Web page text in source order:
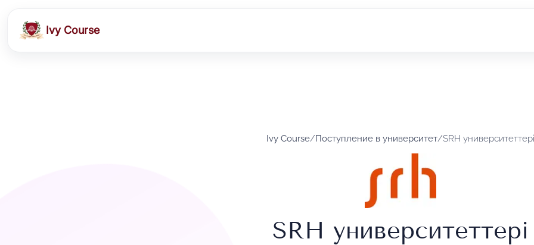
Ivy Course
Ivy Course/Поступление в университет/SRH университеттері
SRH университеттері